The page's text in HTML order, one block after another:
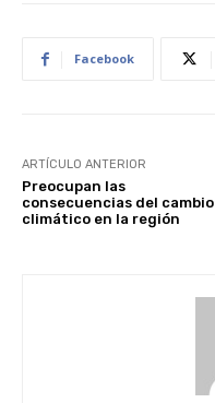
Facebook
ARTÍCULO ANTERIOR
Preocupan las
consecuencias del cambio
climático en la región